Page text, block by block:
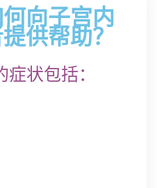
道
备
向子宫内
供帮助？
状包括：